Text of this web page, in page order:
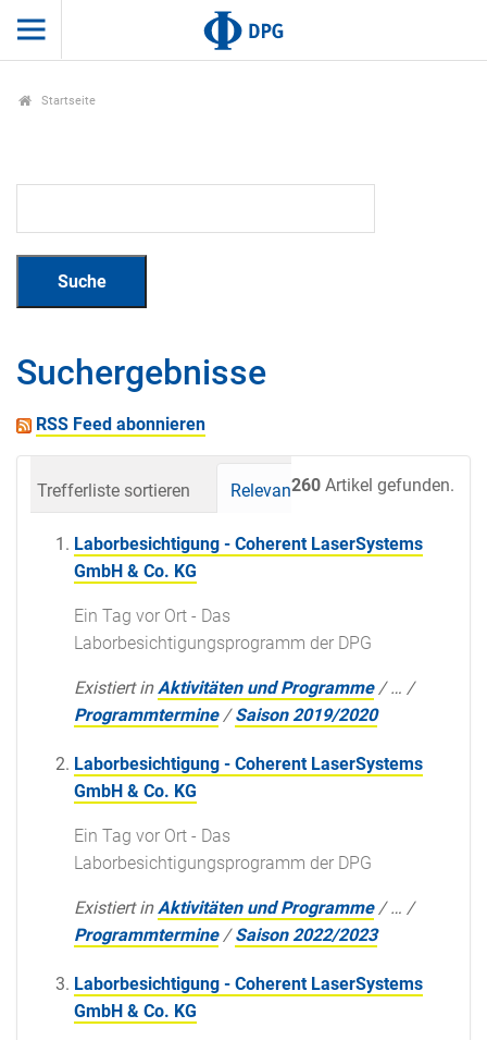
Startseite
Suchergebnisse
RSS Feed abonnieren
260 Artikel gefunden.
Trefferliste sortieren Relevanz Datum
Laborbesichtigung - Coherent LaserSystems
GmbH & Co. KG
Ein Tag vor Ort - Das
Laborbesichtigungsprogramm der DPG
Existiert in Aktivitäten und Programme /… /
Programmtermine /Saison 2019/2020
Laborbesichtigung - Coherent LaserSystems
GmbH & Co. KG
Ein Tag vor Ort - Das
Laborbesichtigungsprogramm der DPG
Existiert in Aktivitäten und Programme /… /
Programmtermine /Saison 2022/2023
Laborbesichtigung - Coherent LaserSystems
GmbH & Co. KG